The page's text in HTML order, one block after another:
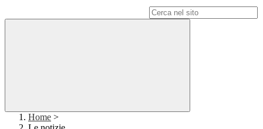
Home >